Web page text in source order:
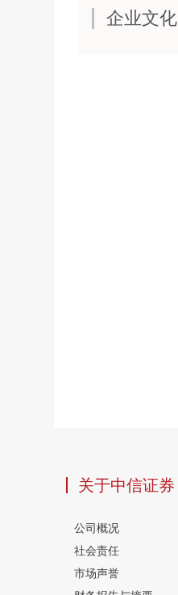
企业文化
关于中信证券
公司概况
社会责任
市场声誉